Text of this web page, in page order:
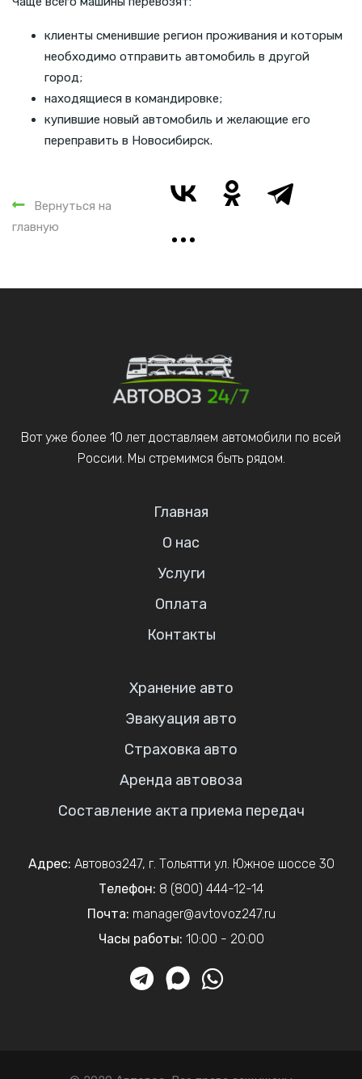
клиенты сменившие регион проживания и которым
необходимо отправить автомобиль в другой
город;
находящиеся в командировке;
купившие новый автомобиль и желающие его
переправить в Новосибирск.
Вернуться на
главную
Вот уже более 10 лет доставляем автомобили по всей
России. Мы стремимся быть рядом.
Главная
О нас
Услуги
Оплата
Контакты
Хранение авто
Эвакуация авто
Страховка авто
Аренда автовоза
Составление акта приема передач
Адрес: Автовоз247, г. Тольятти ул. Южное шоссе 30
Телефон: 8 (800) 444-12-14
Почта: manager@avtovoz247.ru
Часы работы: 10:00 - 20:00